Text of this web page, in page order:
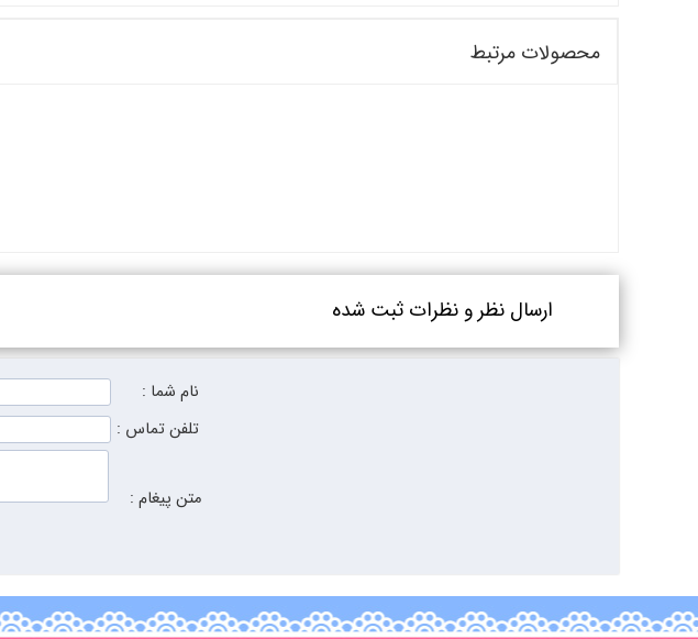
محصولات مرتبط
ارسال نظر و نظرات ثبت شده
نام شما :
تلفن تماس :
متن پیغام :